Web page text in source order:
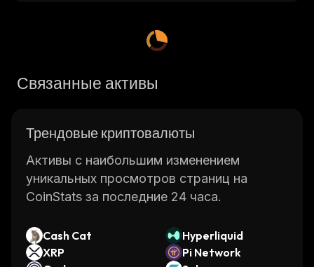
Связанные активы
Трендовые криптовалюты
Активы с наибольшим изменением
уникальных просмотров страниц на
CoinStats за последние 24 часа.
Cash Cat
Hyperliquid
XRP
Pi Network